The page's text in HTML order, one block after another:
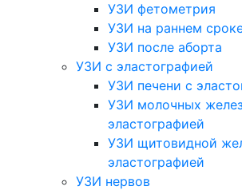
УЗИ фетометрия
УЗИ на раннем
УЗИ после аборта
УЗИ с эластографией
УЗИ печени с
УЗИ молочных
эластографией
УЗИ щитовидной
эластографией
УЗИ нервов